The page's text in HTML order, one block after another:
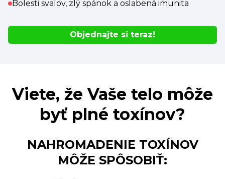
Bolesti svalov, zlý spánok a oslabená imunita
Objednajte si teraz!
Viete, že Vaše telo môže
byť plné toxínov?
NAHROMADENIE TOXÍNOV
MÔŽE SPÔSOBIŤ: